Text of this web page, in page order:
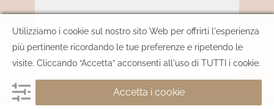
Utilizziamo i cookie sul nostro sito Web per offrirti l'esperienza
più pertinente ricordando le tue preferenze e ripetendo le
visite. Cliccando “Accetta” acconsenti all'uso di TUTTI i cookie.
Accetta i cookie